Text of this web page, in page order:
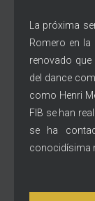
La próxima
Romero en la
renovado
del dance
como Henri
FIB se han
se ha
conocidísima